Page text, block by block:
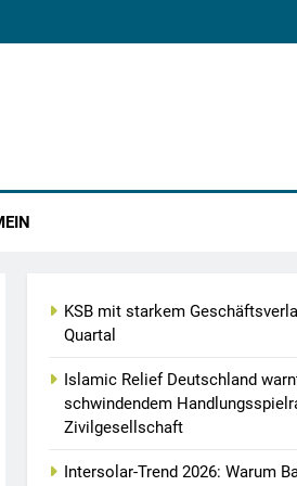
KSB mit starkem
Quartal
Islamic Relief Deutschland
schwindendem
Zivilgesellschaft
Intersolar-Trend 2026: Warum